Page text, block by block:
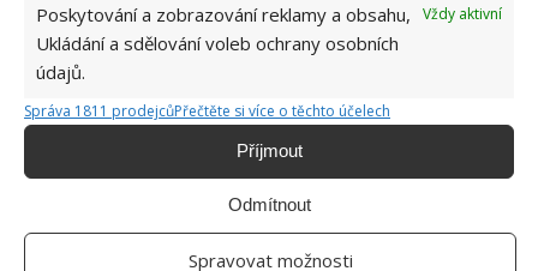
Poskytování a zobrazování reklamy a obsahu,
Ukládání a sdělování voleb ochrany osobních
údajů.
Vždy aktivní
Správa 1811 prodejcůPřečtěte si více o těchto účelech
Příjmout
Odmítnout
Spravovat možnosti
DEZINFEKCE DOMOV HYGIENA
Hana Musilová